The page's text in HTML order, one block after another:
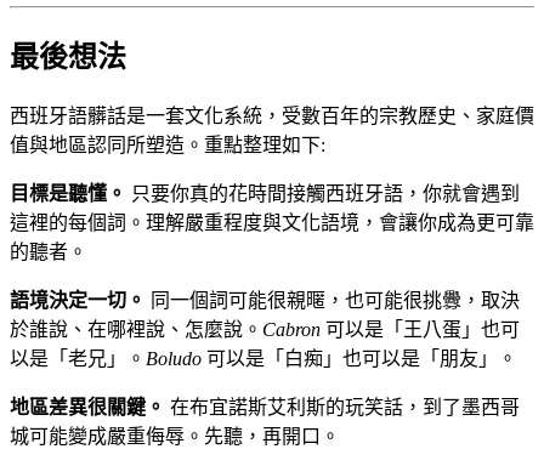
最後想法
西班牙語髒話是一套文化系統，受數百年的宗教歷史、家庭價
值與地區認同所塑造。重點整理如下:
目標是聽懂。
只要你真的花時間接觸西班牙語，你就會遇到
這裡的每個詞。理解嚴重程度與文化語境，會讓你成為更可靠
的聽者。
語境決定一切。
同一個詞可能很親暱，也可能很挑釁，取決
於誰說、在哪裡說、怎麼說。 Cabron 可以是「王八蛋」也可
以是「老兄」。 Boludo 可以是「白痴」也可以是「朋友」。
地區差異很關鍵。 在布宜諾斯艾利斯的玩笑話，到了墨西哥
城可能變成嚴重侮辱。先聽，再開口。